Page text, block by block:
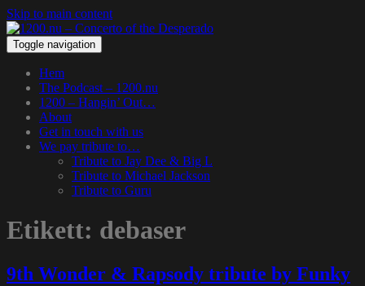
Skip to main content
Toggle navigation
Hem
The Podcast – 1200.nu
1200 – Hangin’ Out…
About
Get in touch with us
We pay tribute to…
Tribute to Jay Dee & Big L
Tribute to Michael Jackson
Tribute to Guru
Etikett: debaser
9th Wonder & Rapsody tribute by Funky